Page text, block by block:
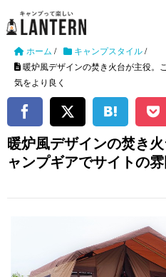
ホーム / キャンプスタイル/
暖炉風デザインの焚き火台が主役。
気をより良く
暖炉風デザインの焚き
ャンプギアでサイトの